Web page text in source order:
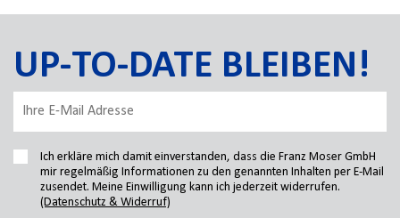
UP-TO-DATE BLEIBEN!
Ich erkläre mich damit einverstanden, dass die Franz Moser GmbH
mir regelmäßig Informationen zu den genannten Inhalten per E-Mail
zusendet. Meine Einwilligung kann ich jederzeit widerrufen.
(Datenschutz & Widerruf)